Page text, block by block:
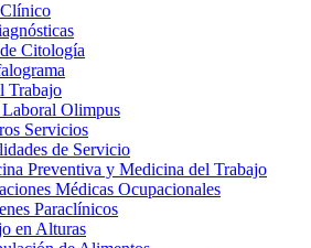
Citología
Trabajo
Laboral Olimpus
Servicios
de Servicio
Preventiva y Medicina del Trabajo
Médicas Ocupacionales
Paraclínicos
en Alturas